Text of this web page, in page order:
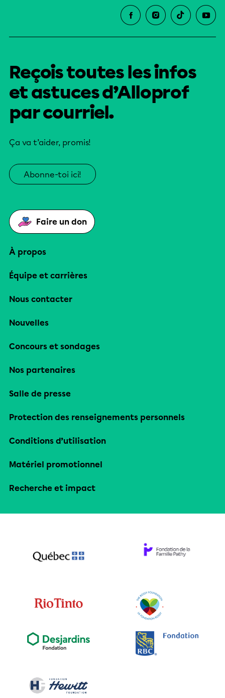
Reçois toutes les infos
et astuces d’Alloprof
par courriel.
Ça va t’aider, promis!
Abonne-toi ici!
Faire un don
À propos
Équipe et carrières
Nous contacter
Nouvelles
Concours et sondages
Nos partenaires
Salle de presse
Protection des renseignements personnels
Conditions d’utilisation
Matériel promotionnel
Recherche et impact